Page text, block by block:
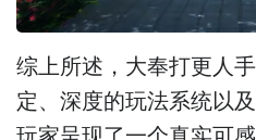
综上所述，大奉打更人
定、深度的玩法系统以